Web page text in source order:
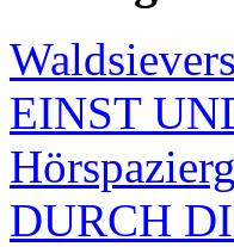
EINST
DURCH